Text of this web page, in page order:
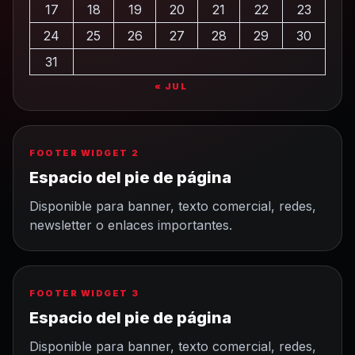
17
18 19 20 21 22
23
24
25 26 27 28 29
30
31
« JUL
FOOTER WIDGET 2
Espacio del pie de página
Disponible para banner, texto comercial, redes,
newsletter o enlaces importantes.
FOOTER WIDGET 3
Espacio del pie de página
Disponible para banner, texto comercial, redes,